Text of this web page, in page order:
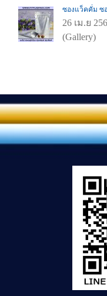
ซองแว็คคั่ม ซ
26 เม.ย
(Gallery)